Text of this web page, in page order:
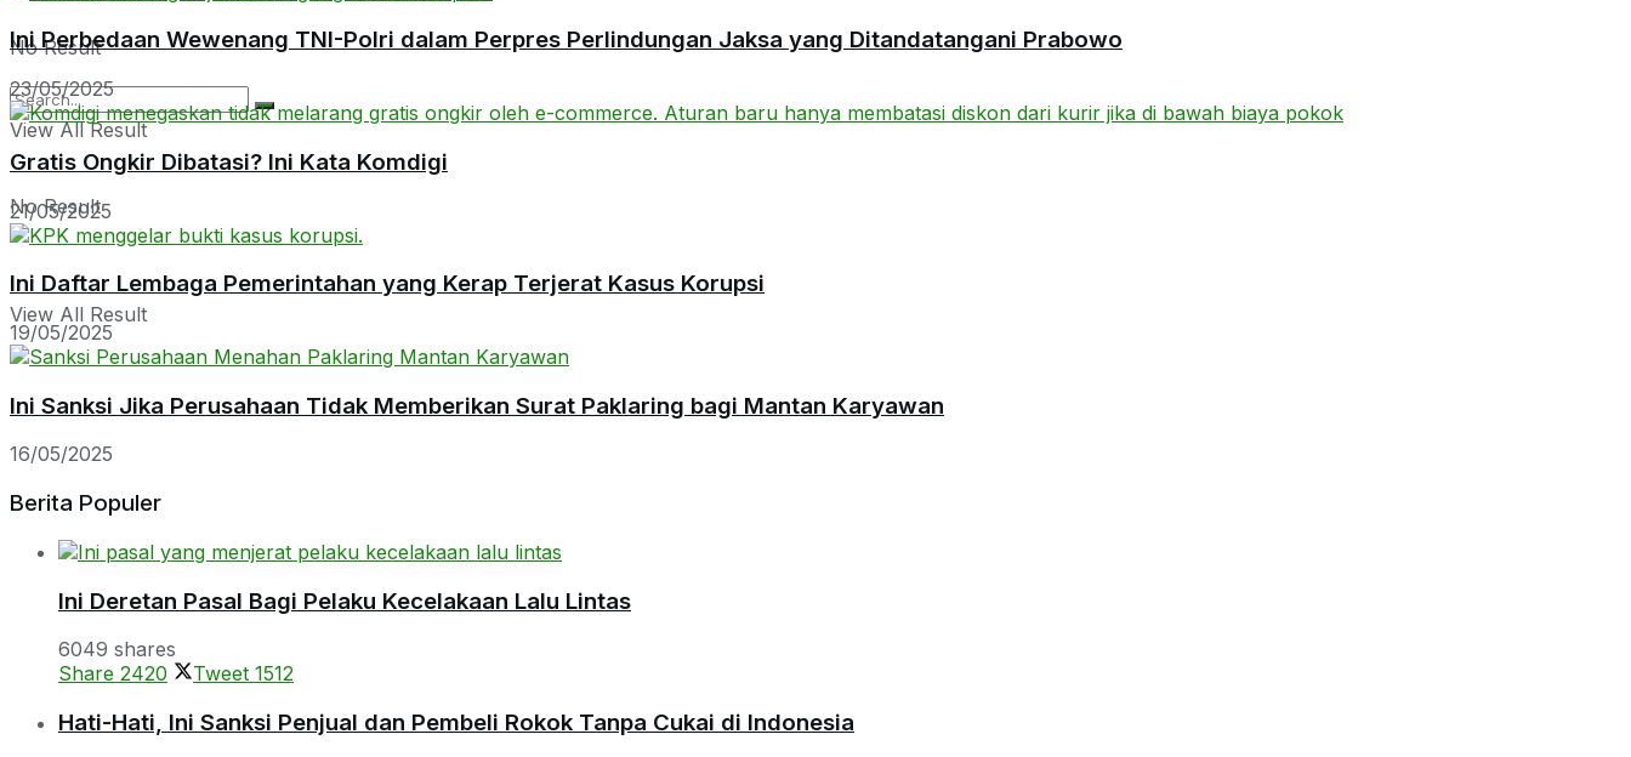
No Result
View All Result
No Result
View All Result
Ini Perbedaan Wewenang TNI-Polri dalam Perpres Perlindungan Jaksa yang Ditandatangani Prabowo
23/05/2025
Gratis Ongkir Dibatasi? Ini Kata Komdigi
21/05/2025
Ini Daftar Lembaga Pemerintahan yang Kerap Terjerat Kasus Korupsi
19/05/2025
Ini Sanksi Jika Perusahaan Tidak Memberikan Surat Paklaring bagi Mantan Karyawan
16/05/2025
Berita Populer
Ini Deretan Pasal Bagi Pelaku Kecelakaan Lalu Lintas
6049 shares
Share 2420 Tweet 1512
Hati-Hati, Ini Sanksi Penjual dan Pembeli Rokok Tanpa Cukai di Indonesia